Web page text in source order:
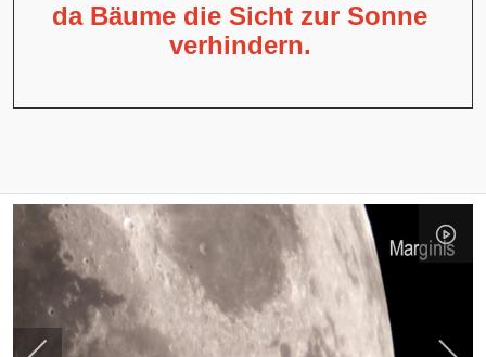
da Bäume die Sicht zur Sonne
verhindern.